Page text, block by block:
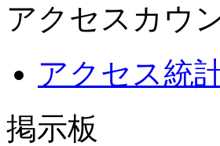
アクセスカウ
アクセス統
掲示板